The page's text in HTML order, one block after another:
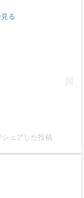
る
ェアした投稿